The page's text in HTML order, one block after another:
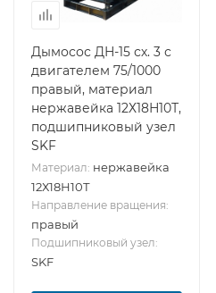
Дымосос ДН-15 сх. 3 с
двигателем 75/1000
правый, материал
нержавейка 12Х18Н10Т,
подшипниковый узел
SKF
Материал: нержавейка
12Х18Н10Т
Направление вращения:
правый
Подшипниковый узел:
SKF